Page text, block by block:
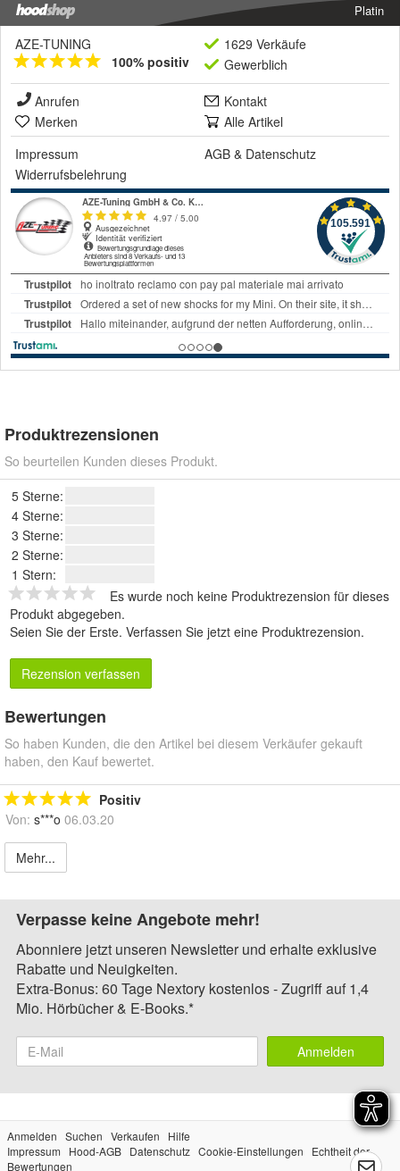
Platin
AZE-TUNING
100% positiv
1629 Verkäufe
Gewerblich
Anrufen
Kontakt
Merken
Alle Artikel
Impressum
AGB & Datenschutz
Widerrufsbelehrung
Produktrezensionen
So beurteilen Kunden dieses Produkt.
5 Sterne:
4 Sterne:
3 Sterne:
2 Sterne:
1 Stern:
Es wurde noch keine Produktrezension für dieses
Produkt abgegeben.
Seien Sie der Erste. Verfassen Sie jetzt eine Produktrezension.
Rezension verfassen
Bewertungen
So haben Kunden, die den Artikel bei diesem Verkäufer gekauft
haben, den Kauf bewertet.
Positiv
Von: s***o 06.03.20
Mehr...
Verpasse keine Angebote mehr!
Abonniere jetzt unseren Newsletter und erhalte exklusive
Rabatte und Neuigkeiten.
Extra-Bonus: 60 Tage Nextory kostenlos - Zugriff auf 1,4
Mio. Hörbücher & E-Books.*
Anmelden
Anmelden Suchen Verkaufen
Hilfe
Impressum
Hood-AGB Datenschutz Cookie-Einstellungen
Echtheit der
Bewertungen